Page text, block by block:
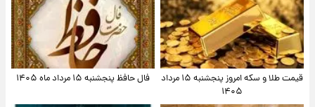
قیمت طلا و سکه امروز پنجشنبه ۱۵ مرداد
۱۴۰۵
فال حافظ پنجشنبه ۱۵ مرداد ماه ۱۴۰۵